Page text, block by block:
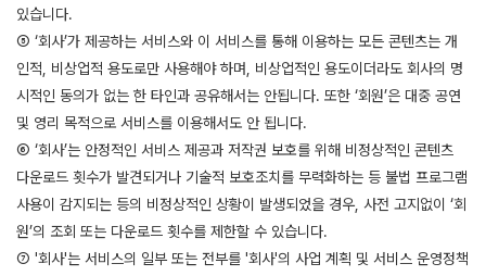
있습니다.
⑤ ‘회사’가 제공하는 서비스와 이 서비스를 통해 이용하는 모든 콘텐츠는 개
인적, 비상업적 용도로만 사용해야 하며, 비상업적인 용도이더라도 회사의 명
시적인 동의가 없는 한 타인과 공유해서는 안됩니다. 또한 ‘회원’은 대중 공연
및 영리 목적으로 서비스를 이용해서도 안 됩니다.
⑥ ‘회사’는 안정적인 서비스 제공과 저작권 보호를 위해 비정상적인 콘텐츠
다운로드 횟수가 발견되거나 기술적 보호조치를 무력화하는 등 불법 프로그램
사용이 감지되는 등의 비정상적인 상황이 발생되었을 경우, 사전 고지없이 ‘회
원’의 조회 또는 다운로드 횟수를 제한할 수 있습니다.
⑦ '회사'는 서비스의 일부 또는 전부를 '회사'의 사업 계획 및 서비스 운영정책